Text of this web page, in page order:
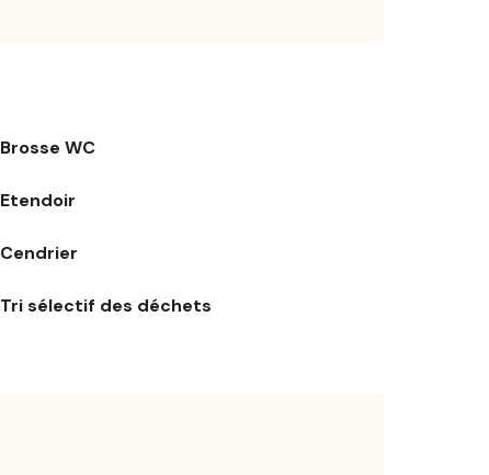
Brosse WC
Etendoir
Cendrier
Tri sélectif des déchets